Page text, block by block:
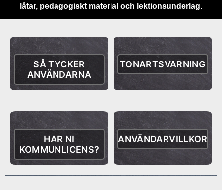
låtar, pedagogiskt material och lektionsunderlag.
SÅ TYCKER
ANVÄNDARNA
TONARTSVARNING
HAR NI
KOMMUNLICENS?
ANVÄNDARVILLKOR